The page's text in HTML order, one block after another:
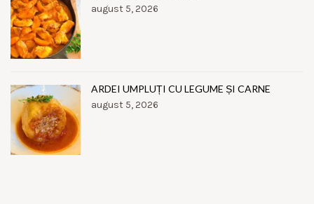
august 5, 2026
ARDEI UMPLUȚI CU LEGUME ȘI CARNE
august 5, 2026